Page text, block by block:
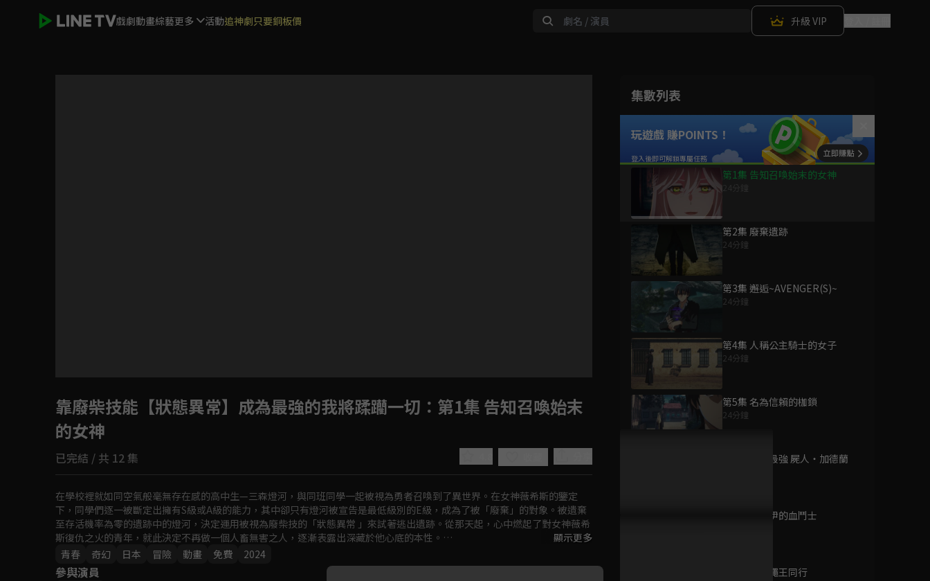
戲劇動畫綜藝更多 活動追神劇只要銅板價 升級 VIP
Play
如有不便請見諒
集數列表
玩遊戲 賺POINTS！
第1集 告知召喚始末的女神
第2集 廢棄遺跡
24分鐘
第3集 邂逅~AVENGER(S)~
24分鐘
第4集 人稱公主騎士的女子
24分鐘
第5集 名為信賴的枷鎖
24分鐘
第6集 人類最強 屍人・加德蘭
第7集 蒙洛伊的血鬥士
第8集 與蒼蠅王同行
靠廢柴技能【狀態異常】成為最強的我將蹂躪一切 ：第1集 告知召喚始末
的女神
已完結 / 共 12 集
在學校裡就如同空氣般毫無存在感的高中生—三森燈河，與同班同學一起被視為勇者召喚到了異世界。在女神薇希斯的鑒定
下，同學們逐一被斷定出擁有S級或A級的能力，其中卻只有燈河被宣告是最低級別的E級，成為了被「廢棄」的對象。被遺棄
至存活機率為零的遺跡中的燈河，決定運用被視為廢柴技的「狀態異常 」來試著逃出遺跡。從那天起，心中燃起了對女神薇希
斯復仇之火的青年，就此決定不再做一個人畜無害之人，逐漸表露出深藏於他心底的本性。
「開始吧，生存競爭」
顯示更多
青春
奇幻 日本 冒險 動畫 免費 2024
參與演員
為您推薦
孤單一人的異世界攻